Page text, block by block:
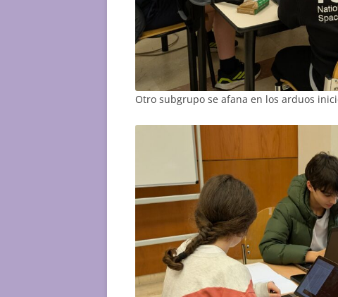
Otro subgrupo se afana en los arduos